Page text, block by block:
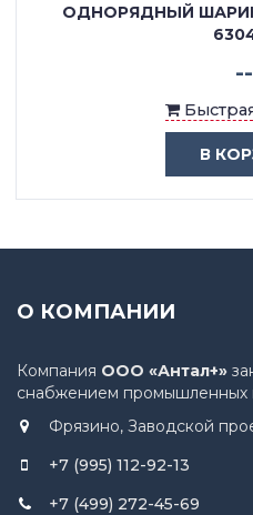
ОДНОРЯДНЫЙ
В
О КОМПАНИИ
Компания ООО «Антал+»
снабжением промышленных
Фрязино, Заводской
+7 (995) 112-92-13
+7 (499) 272-45-69